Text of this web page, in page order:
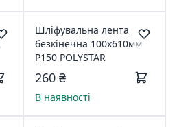
Шліфувальна лента
безкінечна 100х610мм
Р150 POLYSTAR
260 ₴
В наявності